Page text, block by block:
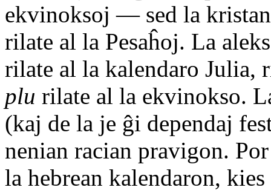
ekvinoksoj — sed la
rilate al la Pesaĥoj. La
rilate al la kalendaro Julia,
plu rilate al la ekvinokso.
(kaj de la je ĝi dependaj
nenian racian pravigon.
la hebrean kalendaron,